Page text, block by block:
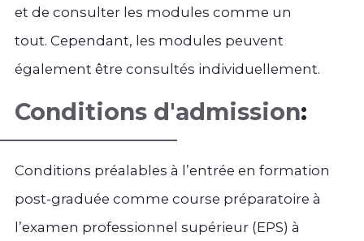
et de consulter les modules comme un
tout. Cependant, les modules peuvent
également être consultés individuellement.
Conditions d'admission:
Conditions préalables à l’entrée en formation
post-graduée comme course préparatoire à
l’examen professionnel supérieur (EPS) à